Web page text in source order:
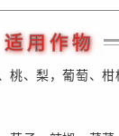
适用作物
桃、梨，葡萄、柑